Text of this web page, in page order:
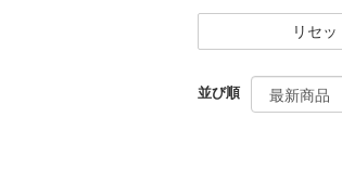
リセッ
並び順